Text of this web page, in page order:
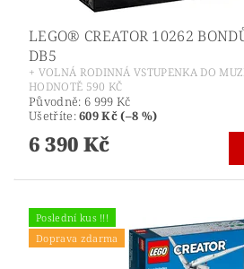
LEGO® CREATOR 10262
DB5
+ VOLNÁ RODINNÁ VSTUPENKA DO
HODNOTĚ 590 KČ
Původně: 6 999 Kč
Ušetříte:609 Kč (–8 %)
6 390 Kč
Poslední kus !!!
Doprava zdarma